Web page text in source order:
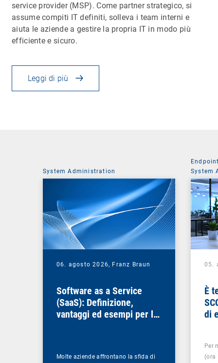
service provider (MSP). Come partner strategico, si
assume compiti IT definiti, solleva i team interni e
aiuta le aziende a gestire la propria IT in modo più
efficiente e sicuro.
Leggi di più
System Administration
06. agosto 2026, Franz Braun
Software as a Service
(SaaS): Definizione,
vantaggi ed esempi per le
Molte aziende affrontano la sfida di
System
05.
È
di
Per
(ora